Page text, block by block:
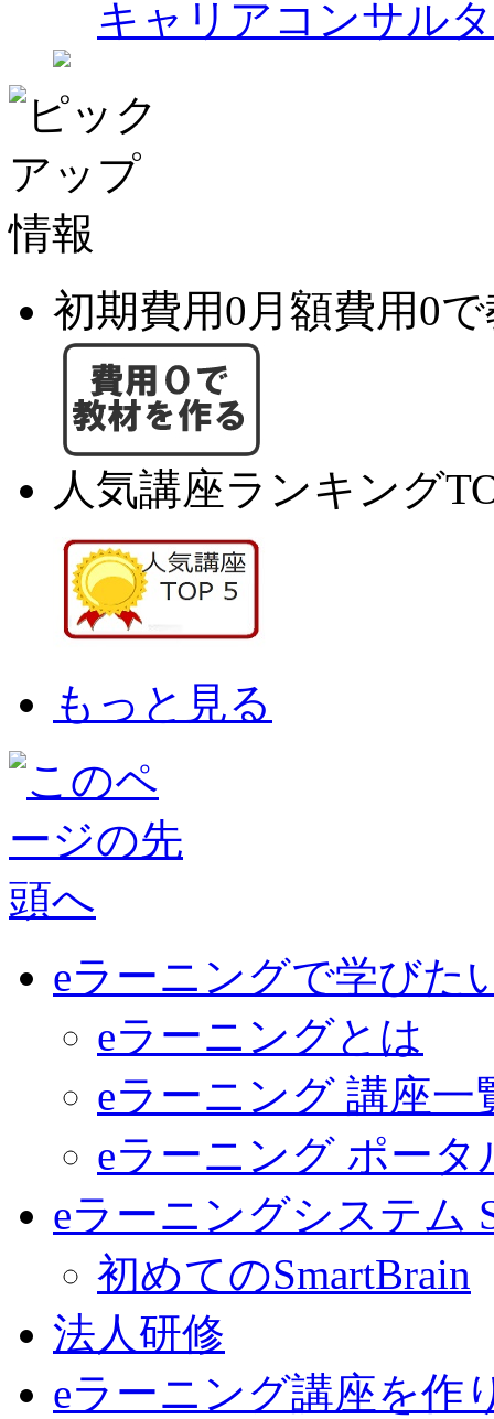
キャリアコンサル
初期費用0月額費用0
人気講座ランキング
もっと見る
eラーニングで学びた
eラーニングとは
eラーニング 講座一
eラーニング ポータ
eラーニングシステム
初めてのSmartBrain
法人研修
eラーニング講座を作